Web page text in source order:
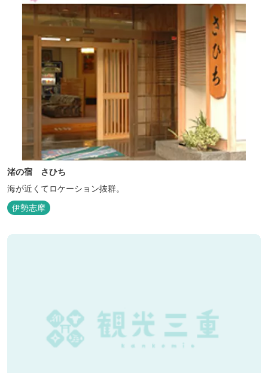
渚の宿 さひち
海が近くてロケーション抜群。
伊勢志摩